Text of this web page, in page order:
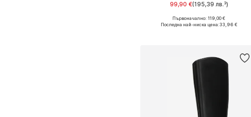
99,90 €(195,39 лв.³)
Налични размери: 37, 38, 39, 40, 42
Първоначално: 119,00 €
Последна най-ниска цена:33,96 €